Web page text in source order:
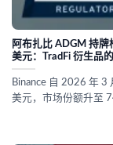
阿布扎比 ADGM 持牌
美元：TradFi 衍生品
Binance 自 2026 年 3
美元，市场份额升至